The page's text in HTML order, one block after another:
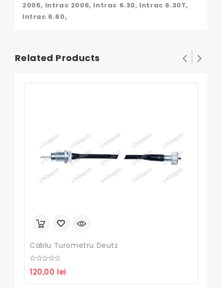
2005, Intrac 2006, Intrac 6.30, Intrac 6.30T,
Intrac 6.60,
Related Products
Cablu Turometru Deutz
out
120,00 lei